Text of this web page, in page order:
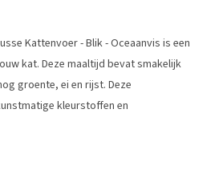
Kattenvoer - Blik - Oceaanvis is een
kat. Deze maaltijd bevat smakelijk
groente, ei en rijst. Deze
kleurstoffen en